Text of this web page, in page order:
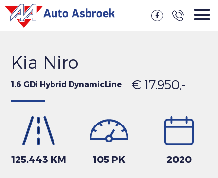
Kia Niro
1.6 GDi Hybrid DynamicLine € 17.950,-
125.443 KM 105 PK 2020